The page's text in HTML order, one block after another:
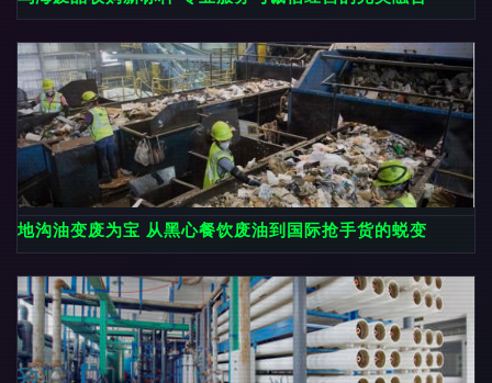
地沟油变废为宝 从黑心餐饮废油到国际抢手货的蜕变